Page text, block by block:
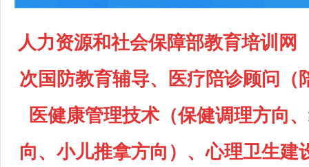
人力资源和社会保障部教育培训网
次 国防教育辅导、医疗陪诊顾问
医健康管理技术（保健调理方向
向、小儿推拿方向）、心理卫生